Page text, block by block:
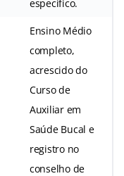
especifico.
Ensino Médio
completo,
acrescido do
Curso de
Auxiliar em
Saúde Bucal e
registro no
conselho de